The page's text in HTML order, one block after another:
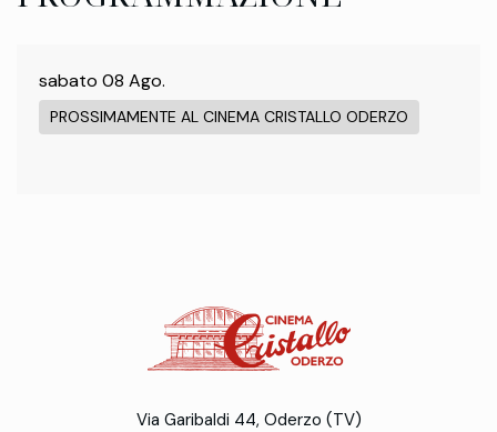
sabato 08 Ago.
PROSSIMAMENTE AL CINEMA CRISTALLO ODERZO
Via Garibaldi 44, Oderzo (TV)